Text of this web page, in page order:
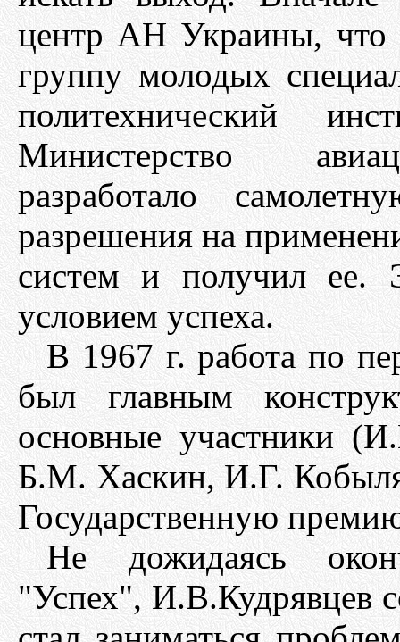
центр АН Украины, что
группу молодых
политехнический
Министерство
разработало
разрешения на
систем и получил ее.
условием успеха.
В 1967 г. работа по
был главным
основные участники
Б.М. Хаскин, И.Г.
Государственную
Не дожидаясь
"Успех", И.В.Кудрявцев